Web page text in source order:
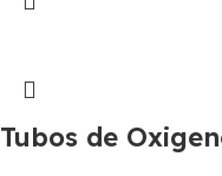
Tubos de